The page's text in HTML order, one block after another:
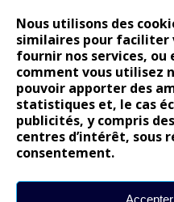
Nous utilisons des
similaires pour faciliter
fournir nos services, ou
comment vous utilisez
pouvoir apporter des
statistiques et, le cas
publicités, y compris
centres d’intérêt, sous
consentement.
14 juillet : nouveau film de
Renault Espace : voyage,
Peugeot E-208 GTi : naissance
COMMENTAIRES RÉCENTS
Bernard Dardartdans
Gilly